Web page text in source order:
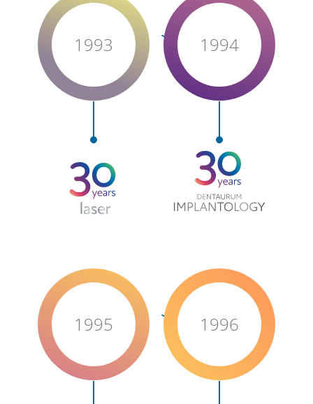
1993 1994
1995 1996